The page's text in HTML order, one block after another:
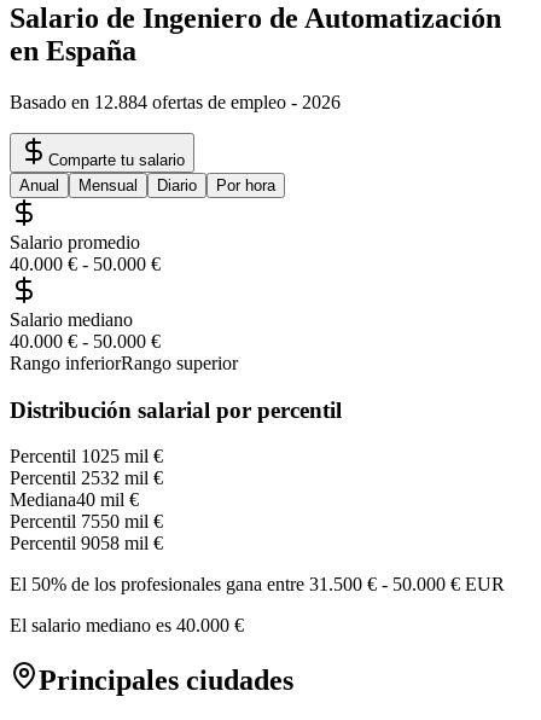
Salario de Ingeniero de Automatización
en España
Basado en 12.884 ofertas de empleo - 2026
Comparte tu salario
Anual
Mensual Diario Por hora
Salario promedio
40.000 € - 50.000 €
Salario mediano
40.000 € - 50.000 €
Rango inferiorRango superior
Distribución salarial por percentil
Percentil 1025 mil €
Percentil 2532 mil €
Mediana40 mil €
Percentil 7550 mil €
Percentil 9058 mil €
El 50% de los profesionales gana entre 31.500 € - 50.000 € EUR
El salario mediano es 40.000 €
Principales ciudades